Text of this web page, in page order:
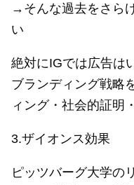
→そんな過去をさら
い
絶対にIGでは広告は
ブランディング戦略
ィング・社会的証明
3.ザイオンス効果
ピッツバーグ大学の